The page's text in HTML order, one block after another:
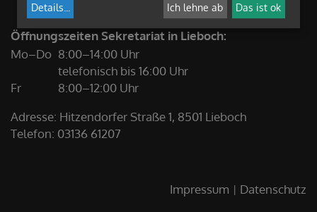
Öffnungszeiten Sekretariat in Lieboch:
Mo–Do 8:00–14:00 Uhr
telefonisch bis 16:00 Uhr
Fr
8:00–12:00 Uhr
Adresse: Hitzendorfer Straße 1, 8501 Lieboch
Telefon: 03136 61207
Impressum Datenschutz
Details Ich lehne ab Das ist ok